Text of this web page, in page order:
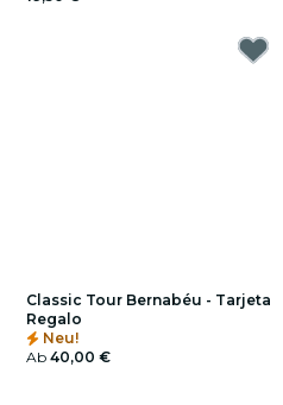
Classic Tour Bernabéu - Tarjeta
Regalo
Neu!
Ab 40,00 €